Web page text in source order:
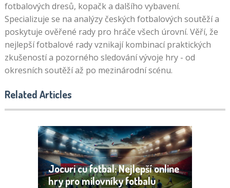
fotbalových dresů, kopačk a dalšího vybavení.
Specializuje se na analýzy českých fotbalových soutěží a
poskytuje ověřené rady pro hráče všech úrovní. Věří, že
nejlepší fotbalové rady vznikají kombinací praktických
zkušeností a pozorného sledování vývoje hry - od
okresních soutěží až po mezinárodní scénu.
Related Articles
Jocuri cu fotbal: Nejlepší online
hry pro milovníky fotbalu